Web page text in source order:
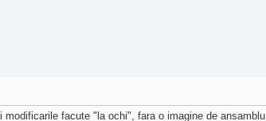
facute "la ochi", fara o imagine de